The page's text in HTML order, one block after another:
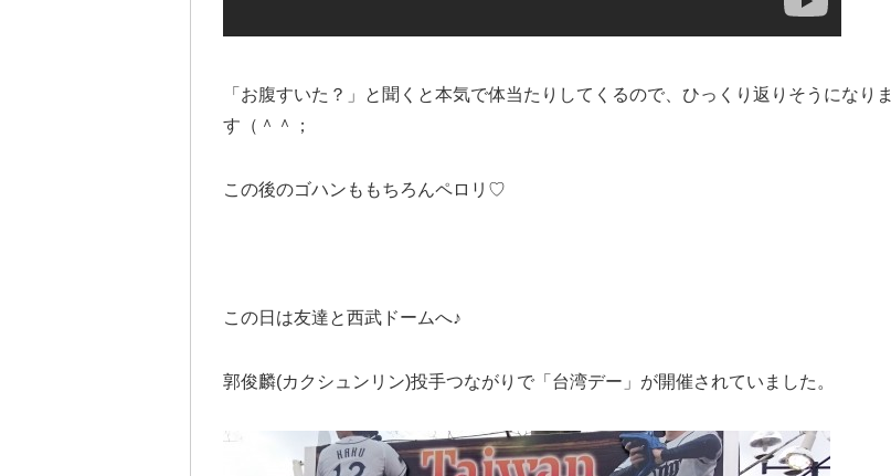
「お腹すいた？」と聞くと本気で体当たりしてくるので、ひっくり返りそうになりま
す（＾＾；
この後のゴハンももちろんペロリ♡
この日は友達と西武ドームへ♪
郭俊麟(カクシュンリン)投手つながりで「台湾デー」が開催されていました。